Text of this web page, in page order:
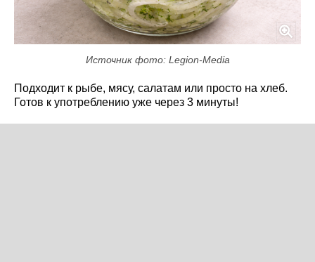
Источник фото: Legion-Media
Подходит к рыбе, мясу, салатам или просто на хлеб.
Готов к употреблению уже через 3 минуты!